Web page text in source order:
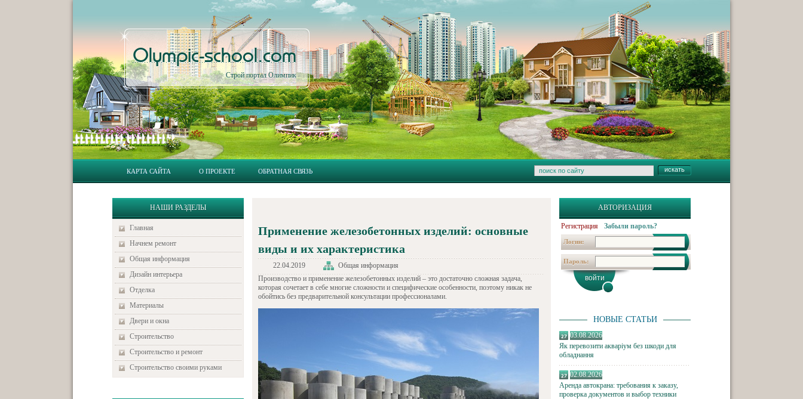
Olympic-school.com
Строй портал Олимпик
КАРТА САЙТА О ПРОЕКТЕ ОБРАТНАЯ СВЯЗЬ
НАШИ РАЗДЕЛЫ
Главная
Начнем ремонт
Общая информация
Дизайн интерьера
Отделка
Материалы
Двери и окна
Строительство
Строительство и ремонт
Строительство своими руками
АВТОРИЗАЦИЯ
Регистрация Забыли пароль?
Логин:
Пароль:
НОВЫЕ СТАТЬИ
03.08.2026
Як перевозити акваріум без шкоди для
обладнання
02.08.2026
Аренда автокрана: требования к заказу,
проверка документов и выбор техники
Применение железобетонных изделий: основные
виды и их характеристика
22.04.2019
Общая информация
Производство и применение железобетонных изделий – это достаточно сложная задача,
которая сочетает в себе многие сложности и специфические особенности, поэтому никак не
обойтись без предварительной консультации профессионалами.